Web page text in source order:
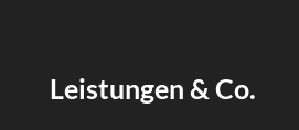
Leistungen & Co.